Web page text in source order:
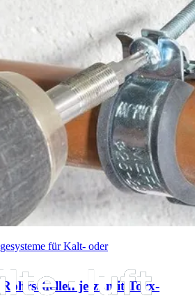
für Kalt- oder
jetzt mit Torx-